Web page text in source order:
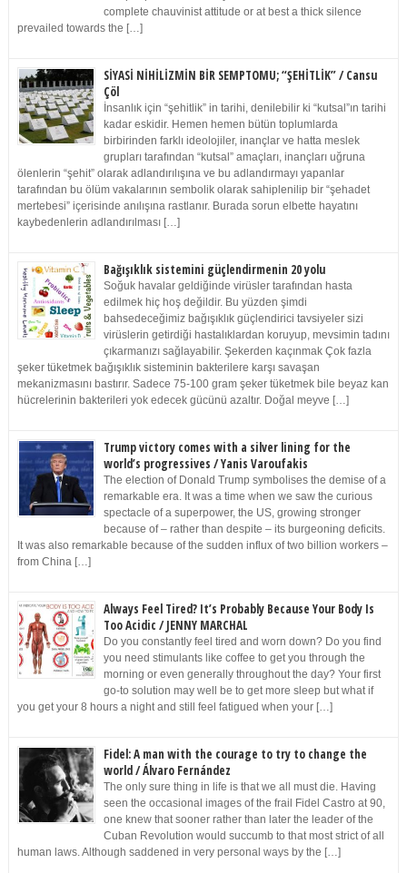
complete chauvinist attitude or at best a thick silence
prevailed towards the […]
SİYASİ NİHİLİZMİN BİR SEMPTOMU; “ŞEHİTLİK” / Cansu
Çöl
İnsanlık için “şehitlik” in tarihi, denilebilir ki “kutsal”ın tarihi
kadar eskidir. Hemen hemen bütün toplumlarda
birbirinden farklı ideolojiler, inançlar ve hatta meslek
grupları tarafından “kutsal” amaçları, inançları uğruna
ölenlerin “şehit” olarak adlandırılışına ve bu adlandırmayı yapanlar
tarafından bu ölüm vakalarının sembolik olarak sahiplenilip bir “şehadet
mertebesi” içerisinde anılışına rastlanır. Burada sorun elbette hayatını
kaybedenlerin adlandırılması […]
Bağışıklık sistemini güçlendirmenin 20 yolu
Soğuk havalar geldiğinde virüsler tarafından hasta
edilmek hiç hoş değildir. Bu yüzden şimdi
bahsedeceğimiz bağışıklık güçlendirici tavsiyeler sizi
virüslerin getirdiği hastalıklardan koruyup, mevsimin tadını
çıkarmanızı sağlayabilir. Şekerden kaçınmak Çok fazla
şeker tüketmek bağışıklık sisteminin bakterilere karşı savaşan
mekanizmasını bastırır. Sadece 75-100 gram şeker tüketmek bile beyaz kan
hücrelerinin bakterileri yok edecek gücünü azaltır. Doğal meyve […]
Trump victory comes with a silver lining for the
world’s progressives / Yanis Varoufakis
The election of Donald Trump symbolises the demise of a
remarkable era. It was a time when we saw the curious
spectacle of a superpower, the US, growing stronger
because of – rather than despite – its burgeoning deficits.
It was also remarkable because of the sudden influx of two billion workers –
from China […]
Always Feel Tired? It’s Probably Because Your Body Is
Too Acidic / JENNY MARCHAL
Do you constantly feel tired and worn down? Do you find
you need stimulants like coffee to get you through the
morning or even generally throughout the day? Your first
go-to solution may well be to get more sleep but what if
you get your 8 hours a night and still feel fatigued when your […]
Fidel: A man with the courage to try to change the
world / Álvaro Fernández
The only sure thing in life is that we all must die. Having
seen the occasional images of the frail Fidel Castro at 90,
one knew that sooner rather than later the leader of the
Cuban Revolution would succumb to that most strict of all
human laws. Although saddened in very personal ways by the […]